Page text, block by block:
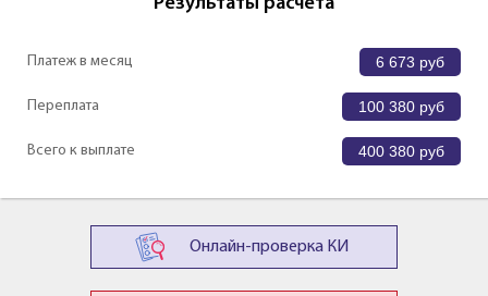
Платеж в месяц 6 673 руб
Переплата 100 380 руб
Всего к выплате 400 380 руб
Онлайн-проверка КИ